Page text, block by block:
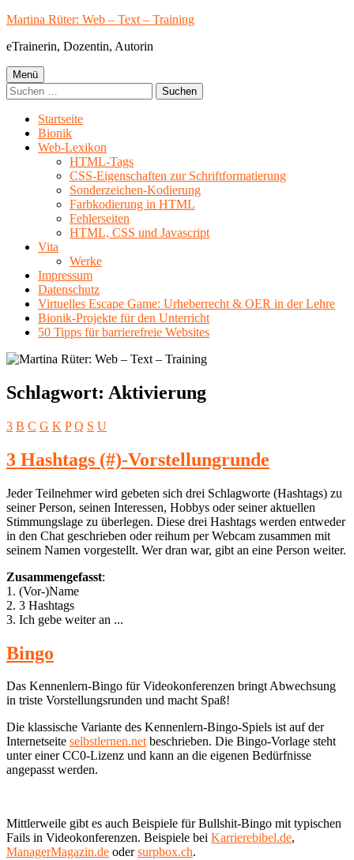
Springe
Inhalt
Martina Rüter: Web – Text – Training
eTrainerin, Dozentin, Autorin
Primäres
Menü
Menü
Suchen
nach:
Startseite
Bionik
Web-Lexikon
HTML-Tags
CSS-Eigenschaften zur Schriftformatierung
Sonderzeichen-Kodierung
Farbkodierung in HTML
Fehlerseiten
HTML, CSS und Javascript
Vita
Werke
Impressum
Datenschutz
Virtuelles Escape Game: Urheberrecht & OER in der Lehre
Bionik-Projekte für den Unterricht
50 Tipps für barrierefreie Websites
Schlagwort: Aktivierung
3 B C G K P Q S U
3 Hashtags (#)-Vorstellungrunde
Jeder Teilnehmer wird gebeten sich drei Schlagworte (Hashtags) zu
seiner Person, seinen Interessen, Hobbys oder seiner aktuellen
Stimmungslage zu überlegen. Diese drei Hashtags werden entweder
in den Chat geschrieben oder reihum per Webcam zusammen mit
seinem Namen vorgestellt. Wer dran war, gibt an eine Person weiter.
Zusammengefasst:
1. (Vor-)Name
2. 3 Hashtags
3. Ich gebe weiter an ...
Bingo
Das Kennenlern-Bingo für Videokonferenzen bringt Abwechsung
in triste Vorstellungsrunden und macht Spaß!
Die klassische Variante des Kennenlern-Bingo-Spiels ist auf der
Internetseite selbstlernen.netbeschrieben. Die Bingo-Vorlage steht
unter einer CC0-Lizenz und kann an die eigenen Bedürfnisse
angepasst werden.
Mittlerweile gibt es auch Beispiele für Bullshit-Bingo mit typischen
Fails in Videokonferenzen. Beispiele bei Karrierebibel.de,
ManagerMagazin.de odersurpbox.ch.